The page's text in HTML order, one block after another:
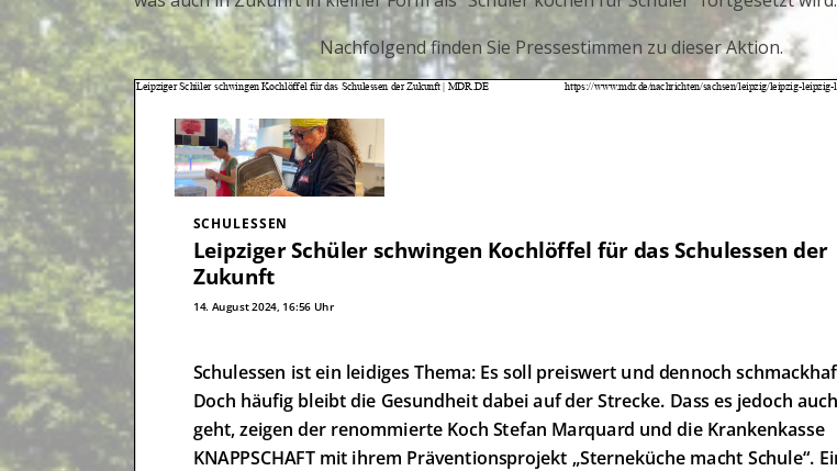
Nachfolgend finden Sie Pressestimmen zu dieser Aktion.